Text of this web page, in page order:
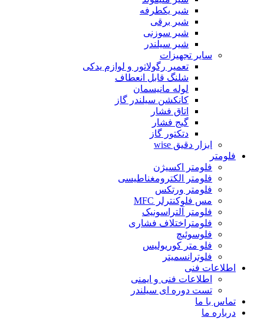
شیر یکطرفه
شیر برقی
شیر سوزنی
شیر سیلندر
سایر تجهیزات
تعمیر رگولاتور و لوازم یدکی
شلنگ قابل انعطاف
لوله مانیسمان
کانکشن سیلندر گاز
اتاق فشار
گیج فشار
دتکتور گاز
ابزار دقیق wise
فلومتر
فلومتر اکسیژن
فلومتر الکترومغناطیسی
فلومتر ورتکس
مس فلوکنترلر MFC
فلومتر آلتراسونیک
فلومتراختلاف فشاری
فلوسوئیچ
فلو متر کوریولیس
فلوترانسمیتر
اطلاعات فنی
اطلاعات فنی و ایمنی
تست دوره ای سیلندر
تماس با ما
درباره ما